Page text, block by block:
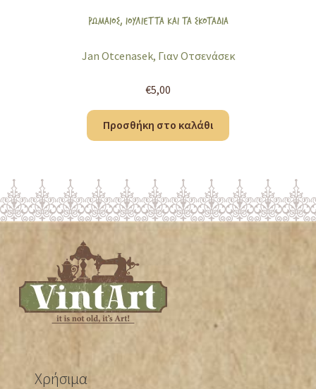
ΡΩΜΑΙΟΣ, ΙΟΥΛΙΕΤΤΑ ΚΑΙ ΤΑ ΣΚΟΤΑΔΙΑ
Jan Otcenasek, Γιαν Οτσενάσεκ
€5,00
Προσθήκη στο καλάθι
Χρήσιμα